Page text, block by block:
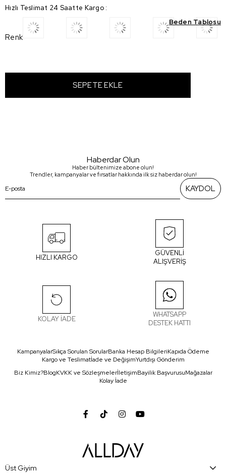
Hızlı Teslimat 24 Saatte Kargo :
Beden Tablosu
Renk
Haberdar Olun
Haber bültenimize abone olun!
Trendler, kampanyalar ve fırsatlar hakkında ilk siz haberdar olun!
KAYDOL
HIZLI KARGO
GÜVENLİ
ALIŞVERİŞ
KOLAY İADE
WHATSAPP
DESTEK HATTI
KampanyalarSıkça Sorulan SorularBanka Hesap BilgileriKapıda Ödeme
Kargo ve Teslimatİade ve DeğişimYurtdışı Gönderim
Biz Kimiz?BlogKVKK ve SözleşmelerİletişimBayilik BaşvurusuMağazalar
Kolay İade
Üst Giyim